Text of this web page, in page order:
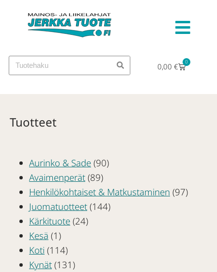
0,00 € 0
Tuotteet
Aurinko & Sade (90)
Avaimenperät (89)
Henkilökohtaiset & Matkustaminen (97)
Juomatuotteet (144)
Kärkituote (24)
Kesä (1)
Koti (114)
Kynät (131)